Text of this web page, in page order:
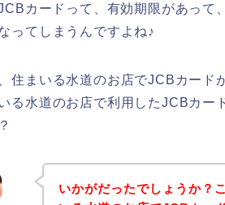
カードって、有効期限があって
ってしまうんですよね♪
住まいる水道のお店でJCBカード
る水道のお店で利用したJCBカー
いかがだったでしょうか？